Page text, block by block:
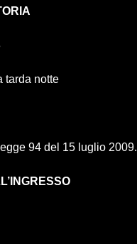
tarda notte
94 del 15 luglio 2009.